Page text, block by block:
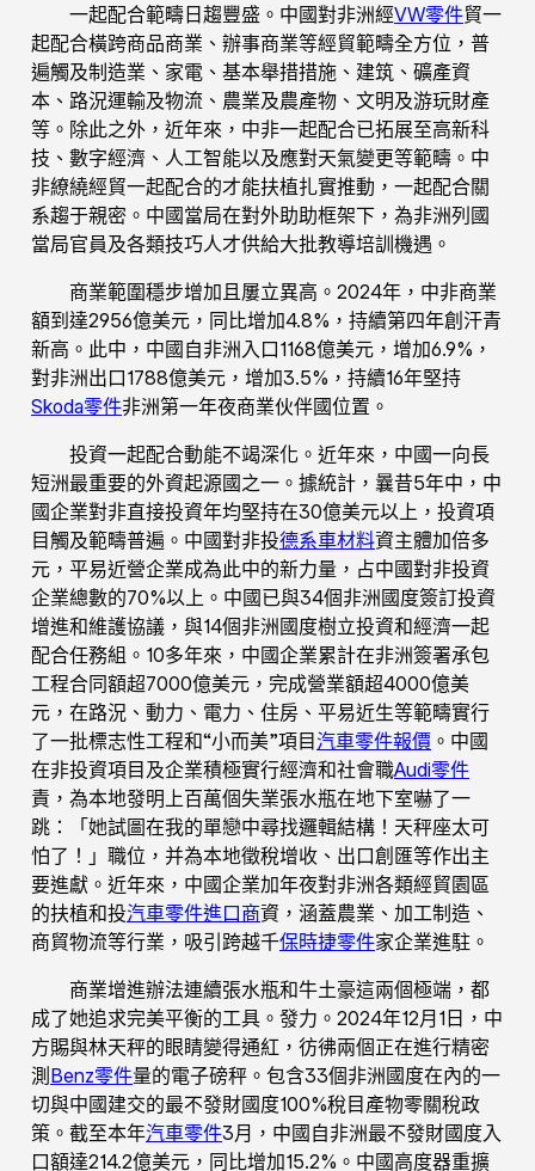
一起配合範疇日趨豐盛。中國對非洲經VW零件貿一
起配合橫跨商品商業、辦事商業等經貿範疇全方位，普
遍觸及制造業、家電、基本舉措措施、建筑、礦產資
本、路況運輸及物流、農業及農產物、文明及游玩財產
等。除此之外，近年來，中非一起配合已拓展至高新科
技、數字經濟、人工智能以及應對天氣變更等範疇。中
非繚繞經貿一起配合的才能扶植扎實推動，一起配合關
系趨于親密。中國當局在對外助助框架下，為非洲列國
當局官員及各類技巧人才供給大批教導培訓機遇。
商業範圍穩步增加且屢立異高。2024年，中非商業
額到達2956億美元，同比增加4.8%，持續第四年創汗青
新高。此中，中國自非洲入口1168億美元，增加6.9%，
對非洲出口1788億美元，增加3.5%，持續16年堅持
Skoda零件非洲第一年夜商業伙伴國位置。
投資一起配合動能不竭深化。近年來，中國一向長
短洲最重要的外資起源國之一。據統計，曩昔5年中，中
國企業對非直接投資年均堅持在30億美元以上，投資項
目觸及範疇普遍。中國對非投德系車材料資主體加倍多
元，平易近營企業成為此中的新力量，占中國對非投資
企業總數的70%以上。中國已與34個非洲國度簽訂投資
增進和維護協議，與14個非洲國度樹立投資和經濟一起
配合任務組。10多年來，中國企業累計在非洲簽署承包
工程合同額超7000億美元，完成營業額超4000億美
元，在路況、動力、電力、住房、平易近生等範疇實行
了一批標志性工程和“小而美”項目汽車零件報價 。中國
在非投資項目及企業積極實行經濟和社會職Audi零件
責，為本地發明上百萬個失業張水瓶在地下室嚇了一
跳：「她試圖在我的單戀中尋找邏輯結構！天秤座太可
怕了！」職位，并為本地徵稅增收、出口創匯等作出主
要進獻。近年來，中國企業加年夜對非洲各類經貿園區
的扶植和投汽車零件進口商資，涵蓋農業、加工制造、
商貿物流等行業，吸引跨越千保時捷零件家企業進駐。
商業增進辦法連續張水瓶和牛土豪這兩個極端，都
成了她追求完美平衡的工具。發力。2024年12月1日，中
方賜與林天秤的眼睛變得通紅，彷彿兩個正在進行精密
測Benz零件量的電子磅秤。包含33個非洲國度在內的一
切與中國建交的最不發財國度100%稅目產物零關稅政
策。截至本年汽車零件3月，中國自非洲最不發財國度入
口額達214.2億美元，同比增加15.2%。中國高度器重擴